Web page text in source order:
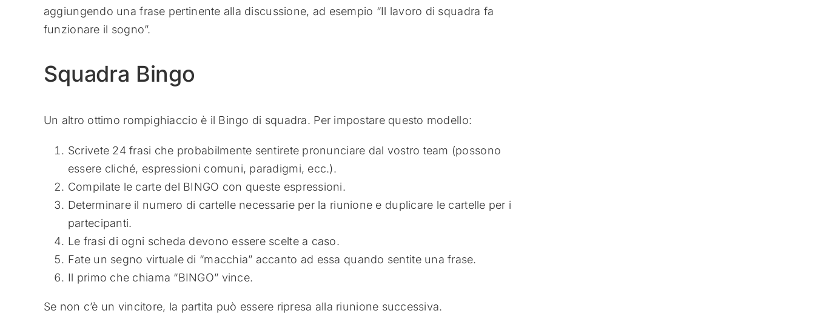
aggiungendo una frase pertinente alla discussione, ad esempio “Il lavoro di squadra fa
funzionare il sogno”.
Squadra Bingo
Un altro ottimo rompighiaccio è il Bingo di squadra. Per impostare questo modello:
Scrivete 24 frasi che probabilmente sentirete pronunciare dal vostro team (possono
essere cliché, espressioni comuni, paradigmi, ecc.).
Compilate le carte del BINGO con queste espressioni.
Determinare il numero di cartelle necessarie per la riunione e duplicare le cartelle per i
partecipanti.
Le frasi di ogni scheda devono essere scelte a caso.
Fate un segno virtuale di “macchia” accanto ad essa quando sentite una frase.
Il primo che chiama “BINGO” vince.
Se non c’è un vincitore, la partita può essere ripresa alla riunione successiva.